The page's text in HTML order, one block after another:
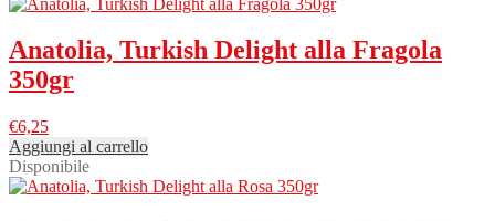
Anatolia, Turkish Delight alla Fragola
350gr
€6,25
Aggiungi al carrello
Disponibile